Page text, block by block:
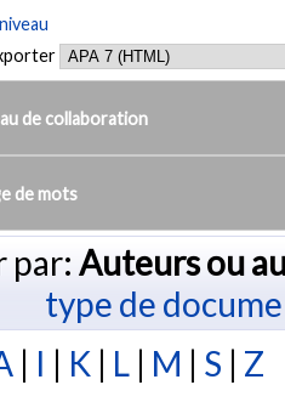
de collaboration
de mots
par: Auteurs ou
type de
| I | K | L | M | S | Z